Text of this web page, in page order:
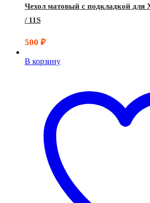
Чехол матовый с подкладкой для
/ 11S
500 ₽
В корзину